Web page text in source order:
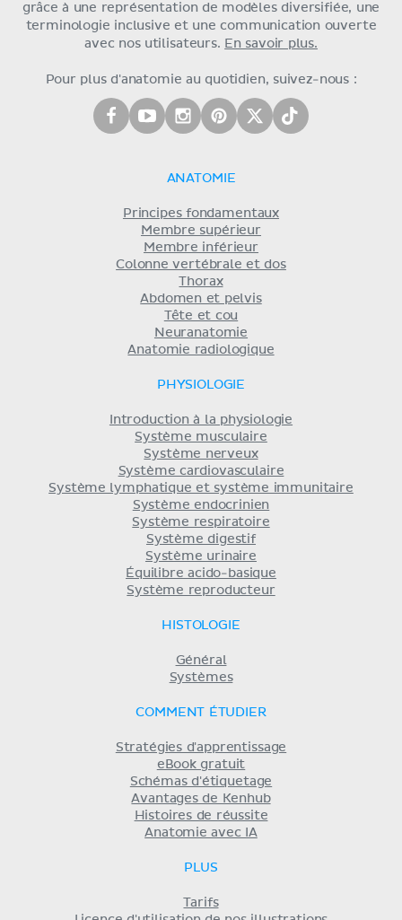
grâce à une représentation de modèles diversifiée, une
terminologie inclusive et une communication ouverte
avec nos utilisateurs. En savoir plus.
Pour plus d'anatomie au quotidien, suivez-nous :
ANATOMIE
Principes fondamentaux
Membre supérieur
Membre inférieur
Colonne vertébrale et dos
Thorax
Abdomen et pelvis
Tête et cou
Neuranatomie
Anatomie radiologique
PHYSIOLOGIE
Introduction à la physiologie
Système musculaire
Système nerveux
Système cardiovasculaire
Système lymphatique et système immunitaire
Système endocrinien
Système respiratoire
Système digestif
Système urinaire
Équilibre acido-basique
Système reproducteur
HISTOLOGIE
Général
Systèmes
COMMENT ÉTUDIER
Stratégies d'apprentissage
eBook gratuit
Schémas d'étiquetage
Avantages de Kenhub
Histoires de réussite
Anatomie avec IA
PLUS
Tarifs